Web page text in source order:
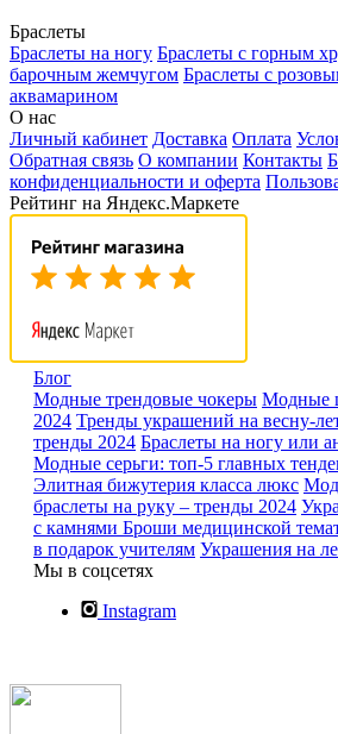
Браслеты
Браслеты на ногу Браслеты с горным
барочным жемчугом Браслеты с
аквамарином
О нас
Личный кабинет Доставка Оплата
Обратная связь О компании Контакты
конфиденциальности и оферта
Рейтинг на Яндекс.Маркете
Блог
Модные трендовые чокеры Модные
2024 Тренды украшений на весну-
тренды 2024 Браслеты на ногу или
Модные серьги: топ-5 главных
Элитная бижутерия класса люкс
браслеты на руку – тренды 2024
с камнями Броши медицинской
в подарок учителям Украшения на
Мы в соцсетях
Instagram